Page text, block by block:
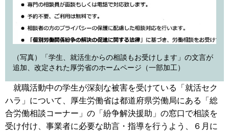
（写真）「学生、就活生からの相談もお受けします」の文言が
追加、改定された厚労省のホームページ（一部加工）
就職活動中の学生が深刻な被害を受けている「就活セク
ハラ」について、厚生労働省は都道府県労働局にある「総
合労働相談コーナー」の「紛争解決援助」の窓口で相談を
受け付け、事業者に必要な助言・指導を行うよう、６月に